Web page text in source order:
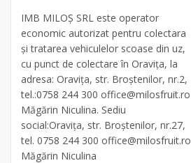
IMB MILOȘ SRL este operator
economic autorizat pentru colectara
și tratarea vehiculelor scoase din uz,
cu punct de colectare în Oravița, la
adresa: Oravița, str. Broștenilor, nr.2,
tel.:0758 244 300 office@milosfruit.ro
Măgărin Niculina. Sediu
social:Oravița, str. Broștenilor, nr.27,
tel. 0758 244 300 office@milosfruit.ro
Măgărin Niculina